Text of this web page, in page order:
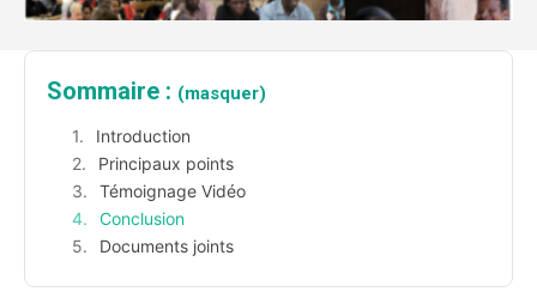
Sommaire : (masquer)
Introduction
Principaux points
Témoignage Vidéo
Conclusion
Documents joints